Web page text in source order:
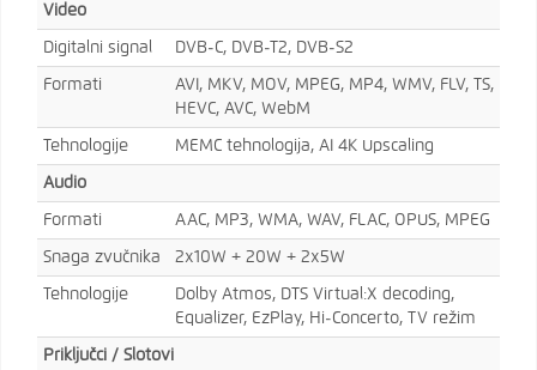
Video
Digitalni signal DVB-C, DVB-T2, DVB-S2
Formati
AVI, MKV, MOV, MPEG, MP4, WMV, FLV, TS,
HEVC, AVC, WebM
Tehnologije MEMC tehnologija, AI 4K Upscaling
Audio
Formati AAC, MP3, WMA, WAV, FLAC, OPUS, MPEG
Snaga zvučnika 2x10W + 20W + 2x5W
Tehnologije
Dolby Atmos, DTS Virtual:X decoding,
Equalizer, EzPlay, Hi-Concerto, TV režim
Priključci / Slotovi